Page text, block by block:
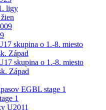
ligy
skupina o 1.-8. miesto
Západ
skupina o 1.-8. miesto
Západ
EGBL stage 1
1
U2011